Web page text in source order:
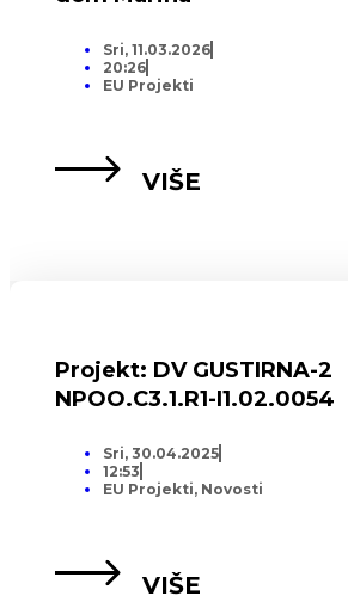
Sri, 11.03.2026
20:26
EU Projekti
VIŠE
Projekt: DV GUSTIRNA-2
NPOO.C3.1.R1-I1.02.0054
Sri, 30.04.2025
12:53
EU Projekti, Novosti
VIŠE